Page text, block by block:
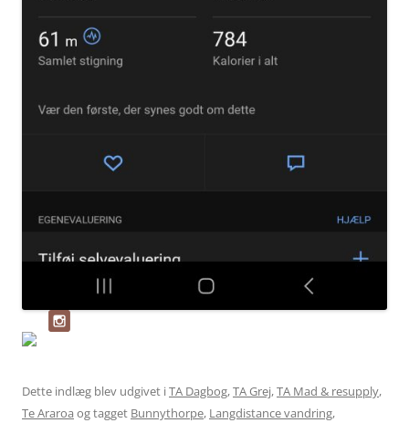
Dette indlæg blev udgivet iTA Dagbog,TA Grej,TA Mad & resupply,
Te Araroa og tagget Bunnythorpe, Langdistance vandring,